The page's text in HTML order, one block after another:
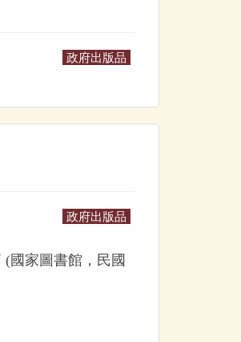
政府出版品
政府出版品
國家圖書館，民國